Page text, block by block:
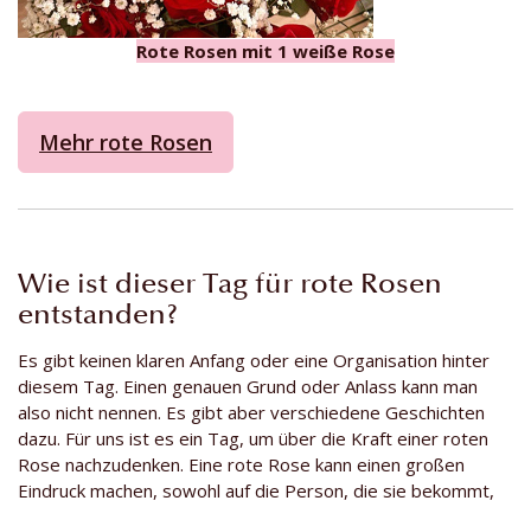
Rote Rosen mit 1 weiße Rose
Mehr rote Rosen
Wie ist dieser Tag für rote Rosen
entstanden?
Es gibt keinen klaren Anfang oder eine Organisation hinter
diesem Tag. Einen genauen Grund oder Anlass kann man
also nicht nennen. Es gibt aber verschiedene Geschichten
dazu. Für uns ist es ein Tag, um über die Kraft einer roten
Rose nachzudenken. Eine rote Rose kann einen großen
Eindruck machen, sowohl auf die Person, die sie bekommt,